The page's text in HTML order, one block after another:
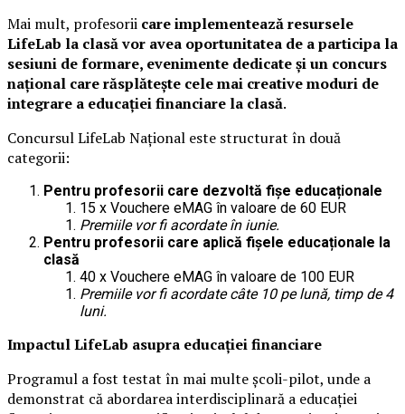
Mai mult, profesorii care implementează resursele
LifeLab la clasă vor avea oportunitatea de a participa la
sesiuni de formare, evenimente dedicate și un concurs
național care răsplătește cele mai creative moduri de
integrare a educației financiare la clasă.
Concursul LifeLab Național este structurat în două
categorii:
Pentru profesorii care dezvoltă fișe educaționale
15 x Vouchere eMAG în valoare de 60 EUR
Premiile vor fi acordate în iunie.
Pentru profesorii care aplică fișele educaționale la
clasă
40 x Vouchere eMAG în valoare de 100 EUR
Premiile vor fi acordate câte 10 pe lună, timp de 4
luni.
Impactul LifeLab asupra educației financiare
Programul a fost testat în mai multe școli-pilot, unde a
demonstrat că abordarea interdisciplinară a educației